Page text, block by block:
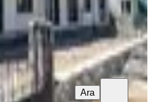
Ara